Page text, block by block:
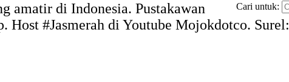
Cari untuk:
amatir di Indonesia. Pustakawan
Host #Jasmerah di Youtube Mojokdotco. Surel: